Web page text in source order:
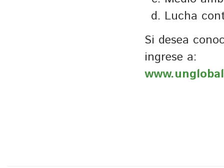
Lucha
Si desea
ingrese a: